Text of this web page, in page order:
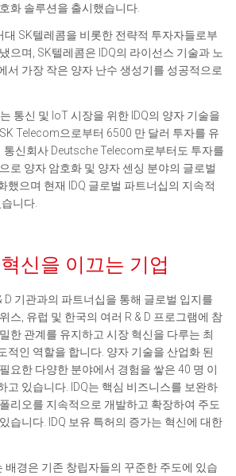
화 솔루션을 출시했습니다.
대 SK텔레콤을 비롯한 전략적 투자자들로부
으며, SK텔레콤은 IDQ의 라이선스 기술과 노
서 가장 작은 양자 난수 생성기를 성공적으로
통신 및 IoT 시장을 위한 IDQ의 양자 기술을
Telecom으로부터 6500 만 달러 투자를 유
통신회사 Deutsche Telecom로부터도 투자를
로 양자 암호화 및 양자 센싱 분야의 글로벌
했으며 현재 IDQ 글로벌 파트너십의 지속적
니다.
신을 이끄는 기업
D 기관과의 파트너십을 통해 글로벌 입지를
스, 유럽 및 한국의 여러 R & D 프로그램에 참
한 관계를 유지하고 시장 혁신을 다루는 최
적인 역할을 합니다. 양자 기술을 산업화 된
요한 다양한 분야에서 경험을 쌓은 40 명 이
고 있습니다. IDQ는 핵심 비즈니스를 보완하
리오를 지속적으로 개발하고 확장하여 주도
습니다. IDQ 보유 특허의 증가는 혁신에 대한
배경은 기존 창립자들의 꾸준한 주도에 있습